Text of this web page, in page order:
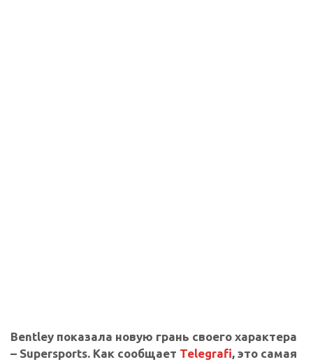
Bentley показала новую грань своего характера
– Supersports. Как сообщает Telegrafi, это самая